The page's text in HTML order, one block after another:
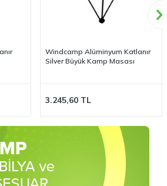
Windcamp Alüminyum Katlanır
Silver Büyük Kamp Masası
3.245,60TL